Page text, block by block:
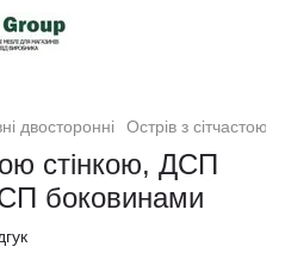
двосторонні Острів з
стінкою, ДСП
боковинами